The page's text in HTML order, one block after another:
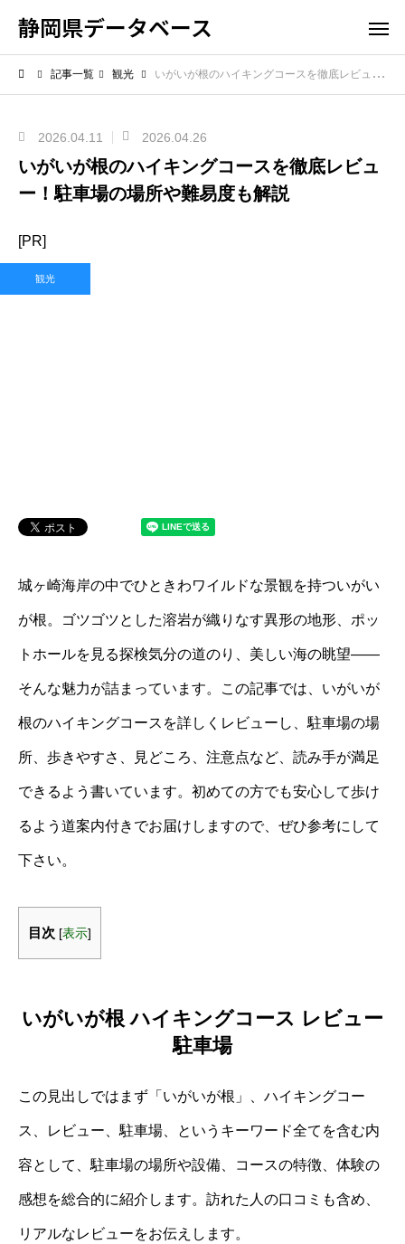
静岡県データベース
記事一覧 観光 いがいが根のハイキングコースを徹底レビュー！駐車場の場所や難易度も解説
2026.04.11 2026.04.26
いがいが根のハイキングコースを徹底レビュ
ー！駐車場の場所や難易度も解説
[PR]
観光
城ヶ崎海岸の中でひときわワイルドな景観を持ついがい
が根。ゴツゴツとした溶岩が織りなす異形の地形、ポッ
トホールを見る探検気分の道のり、美しい海の眺望――
そんな魅力が詰まっています。この記事では、いがいが
根のハイキングコースを詳しくレビューし、駐車場の場
所、歩きやすさ、見どころ、注意点など、読み手が満足
できるよう書いています。初めての方でも安心して歩け
るよう道案内付きでお届けしますので、ぜひ参考にして
下さい。
目次 [表示]
いがいが根 ハイキングコース レビュー
駐車場
この見出しではまず「いがいが根」、ハイキングコー
ス、レビュー、駐車場、というキーワード全てを含む内
容として、駐車場の場所や設備、コースの特徴、体験の
感想を総合的に紹介します。訪れた人の口コミも含め、
リアルなレビューをお伝えします。